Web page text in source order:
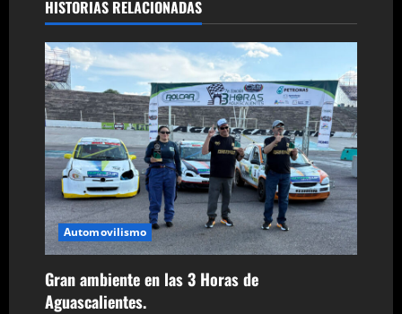
a
c
i
ó
n
d
e
e
HISTORIAS RELACIONADAS
Automovilismo
Gran ambiente en las 3 Horas de
Aguascalientes.